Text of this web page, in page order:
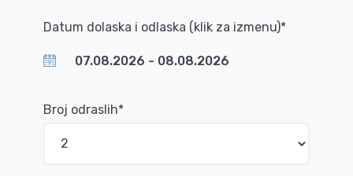
Datum dolaska i odlaska (klik za izmenu)*
Broj odraslih*